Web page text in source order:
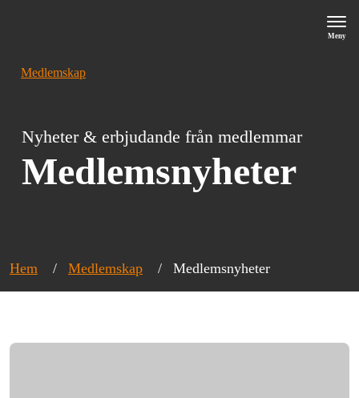
Meny
Medlemskap
Nyheter & erbjudande från medlemmar
Medlemsnyheter
Hem Medlemskap Medlemsnyheter